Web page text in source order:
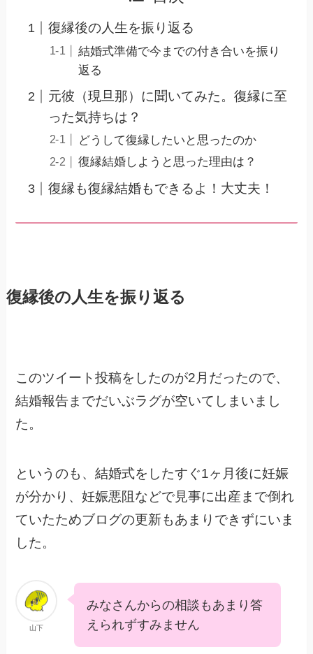
復縁後の人生を振り返る
結婚式準備で今までの付き合いを振り
返る
元彼（現旦那）に聞いてみた。復縁に至
った気持ちは？
どうして復縁したいと思ったのか
復縁結婚しようと思った理由は？
復縁も復縁結婚もできるよ！大丈夫！
復縁後の人生を振り返る
このツイート投稿をしたのが2月だったので、
結婚報告までだいぶラグが空いてしまいまし
た。
というのも、結婚式をしたすぐ1ヶ月後に妊娠
が分かり、妊娠悪阻などで見事に出産まで倒れ
ていたためブログの更新もあまりできずにいま
した。
山下
みなさんからの相談もあまり答
えられずすみません